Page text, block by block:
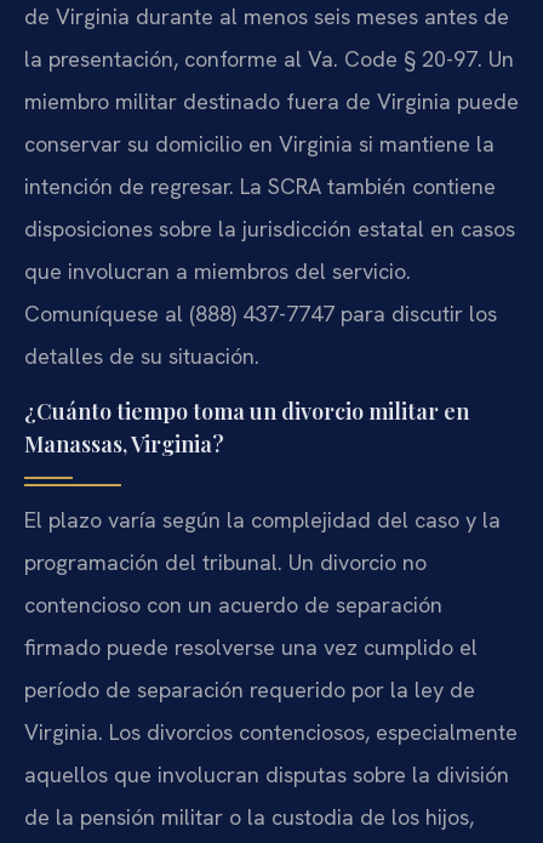
de Virginia durante al menos seis meses antes de
la presentación, conforme al Va. Code § 20-97. Un
miembro militar destinado fuera de Virginia puede
conservar su domicilio en Virginia si mantiene la
intención de regresar. La SCRA también contiene
disposiciones sobre la jurisdicción estatal en casos
que involucran a miembros del servicio.
Comuníquese al (888) 437-7747 para discutir los
detalles de su situación.
¿Cuánto tiempo toma un divorcio militar en
Manassas, Virginia?
El plazo varía según la complejidad del caso y la
programación del tribunal. Un divorcio no
contencioso con un acuerdo de separación
firmado puede resolverse una vez cumplido el
período de separación requerido por la ley de
Virginia. Los divorcios contenciosos, especialmente
aquellos que involucran disputas sobre la división
de la pensión militar o la custodia de los hijos,